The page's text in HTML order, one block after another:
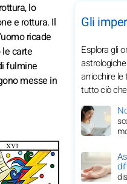
lo
e rottura. Il
ricade
carte
fulmine
messe in
Gli
Esplora gli
arricchire le
tutto ciò